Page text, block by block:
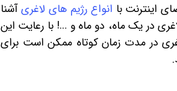
اینترنت با انواع رژیم های لاغریآشنا
در یک ماه، دو ماه و …! با رعایت این
در مدت زمان کوتاه ممکن است برای